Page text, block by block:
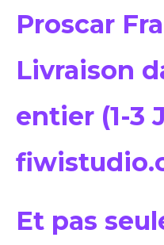
Proscar
Livraison
entier (1-3
Et pas